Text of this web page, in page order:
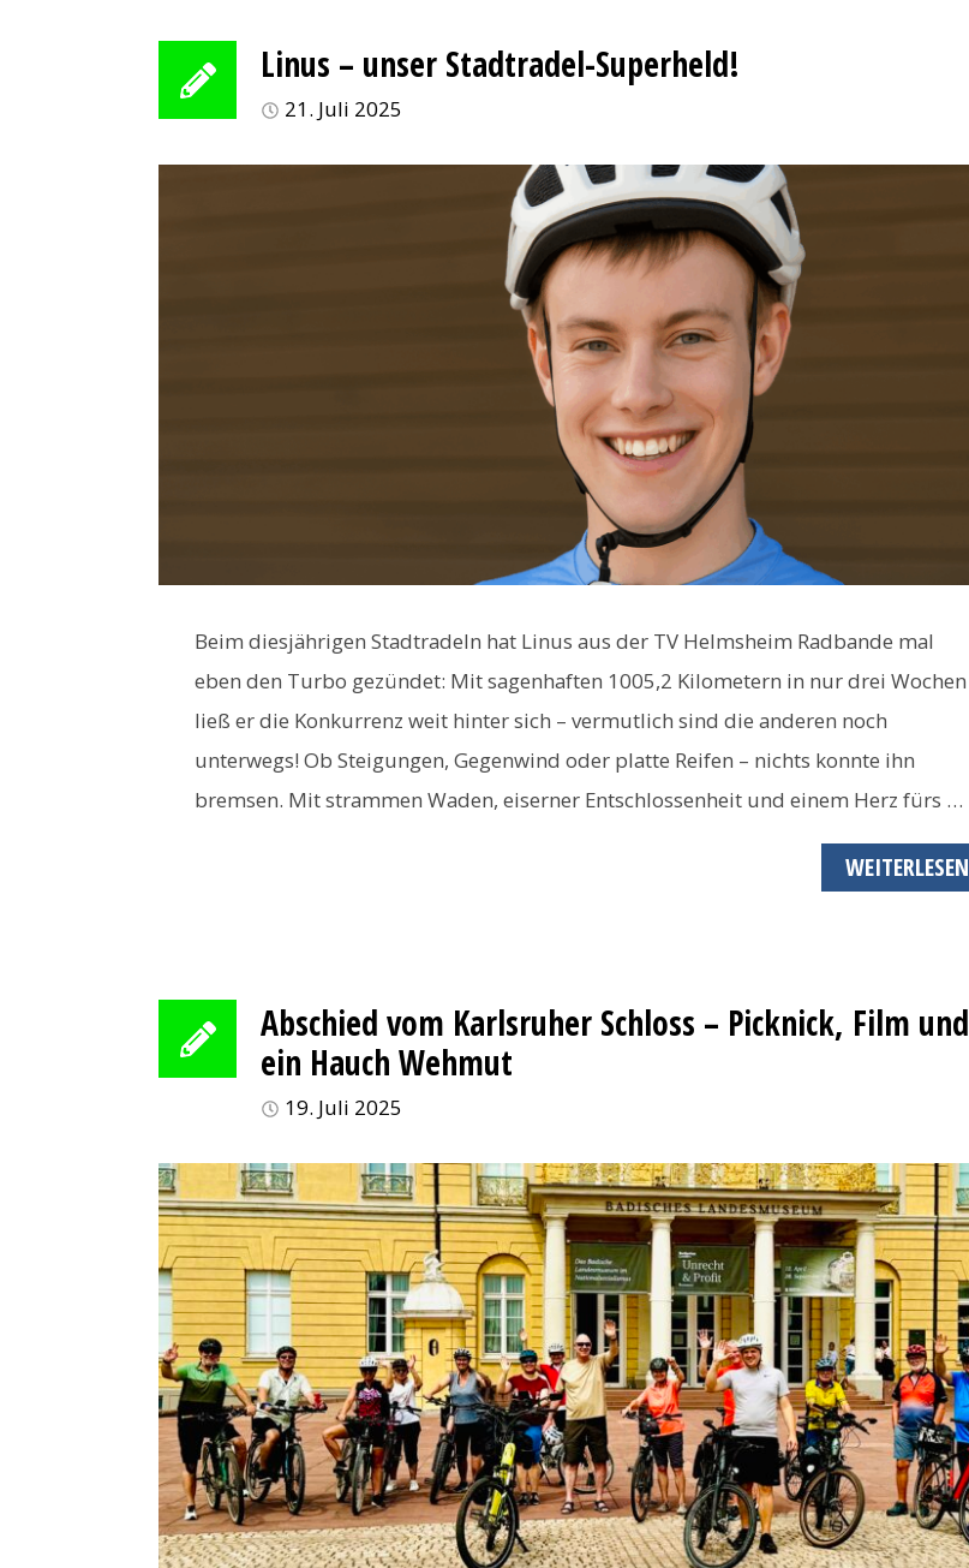
Linus – unser Stadtradel-Superheld!
21. Juli 2025
Beim diesjährigen Stadtradeln hat Linus aus der TV Helmsheim Radbande mal
eben den Turbo gezündet: Mit sagenhaften 1005,2 Kilometern in nur drei Wochen
ließ er die Konkurrenz weit hinter sich – vermutlich sind die anderen noch
unterwegs! Ob Steigungen, Gegenwind oder platte Reifen – nichts konnte ihn
bremsen. Mit strammen Waden, eiserner Entschlossenheit und einem Herz fürs …
WEITERLESEN
Abschied vom Karlsruher Schloss – Picknick, Film und
ein Hauch Wehmut
19. Juli 2025